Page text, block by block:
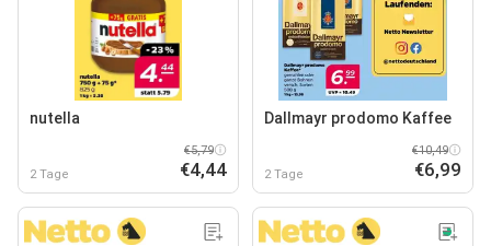
nutella
2 Tage
€5,79
€4,44
Dallmayr prodomo Kaffee
2 Tage
€10,49
€6,99